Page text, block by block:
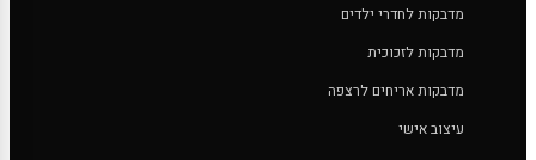
מדבקות לחדרי ילדים
מדבקות לזכוכית
מדבקות אריחים לרצפה
עיצוב אישי